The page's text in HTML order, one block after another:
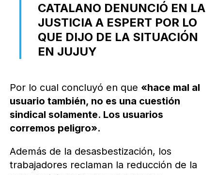
CATALANO DENUNCIÓ EN LA
JUSTICIA A ESPERT POR LO
QUE DIJO DE LA SITUACIÓN
EN JUJUY
Por lo cual concluyó en que «hace mal al
usuario también, no es una cuestión
sindical solamente. Los usuarios
corremos peligro».
Además de la desasbestización, los
trabajadores reclaman la reducción de la